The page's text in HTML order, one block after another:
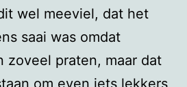
wel meeviel, dat het
saai was omdat
zoveel praten, maar dat